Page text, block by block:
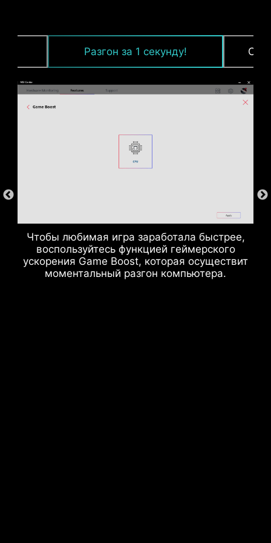
Разгон за 1 секунду!
Чтобы любимая игра заработала быстрее,
воспользуйтесь функцией геймерского
ускорения Game Boost, которая осуществит
моментальный разгон компьютера.
ШИМ-контроллер и центральный